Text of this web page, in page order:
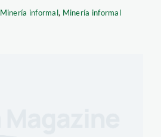
Minería informal, Minería informal